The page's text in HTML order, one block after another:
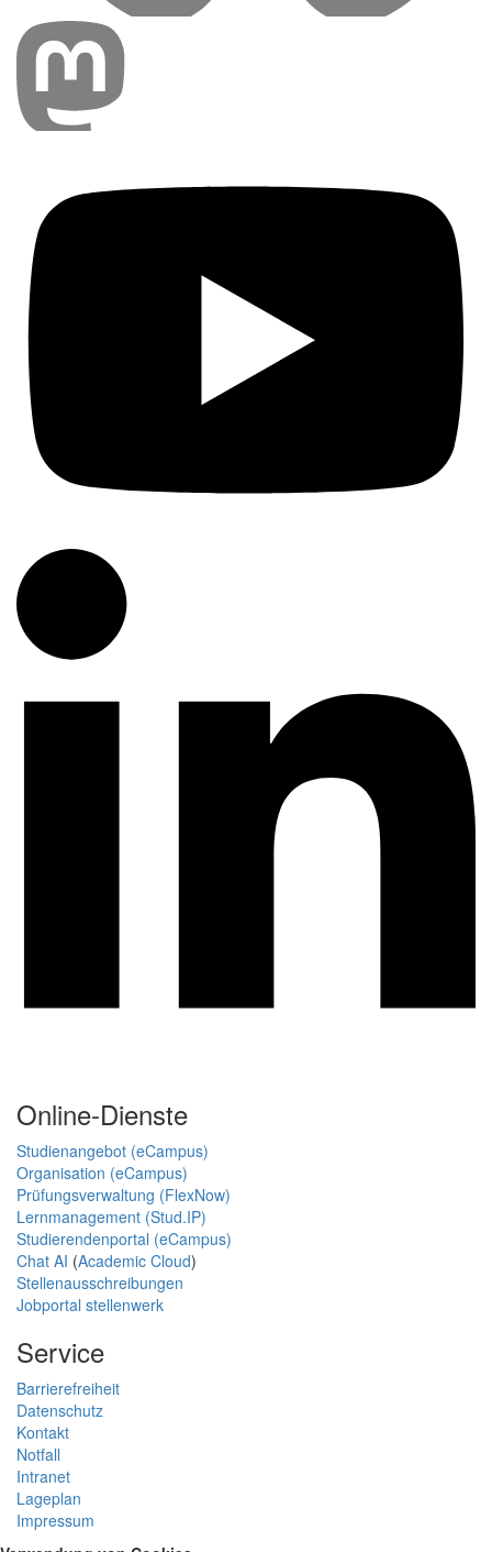
Online-Dienste
Studienangebot (eCampus)
Organisation (eCampus)
Prüfungsverwaltung (FlexNow)
Lernmanagement (Stud.IP)
Studierendenportal (eCampus)
Chat AI (Academic Cloud)
Stellenausschreibungen
Jobportal stellenwerk
Service
Barrierefreiheit
Datenschutz
Kontakt
Notfall
Intranet
Lageplan
Impressum